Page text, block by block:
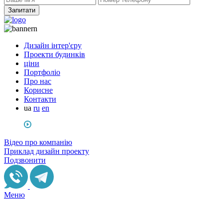
Запитати
Дизайн інтер'єру
Проекти будинків
ціни
Портфоліо
Про нас
Корисне
Контакти
ua ru en
Відео про компанію
Приклад дизайн проекту
Подзвонити
Меню